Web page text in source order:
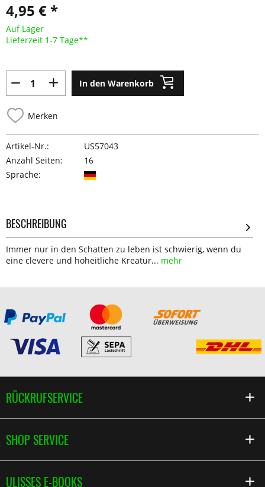
4,95 € *
Auf Lager
Lieferzeit 1-7 Tage**
In den Warenkorb
Merken
Artikel-Nr.:
US57043
Anzahl Seiten:
16
Sprache:
BESCHREIBUNG
Immer nur in den Schatten zu leben ist schwierig, wenn du
eine clevere und hoheitliche Kreatur... mehr
RÜCKRUFSERVICE
SHOP SERVICE
ULISSES E-BOOKS